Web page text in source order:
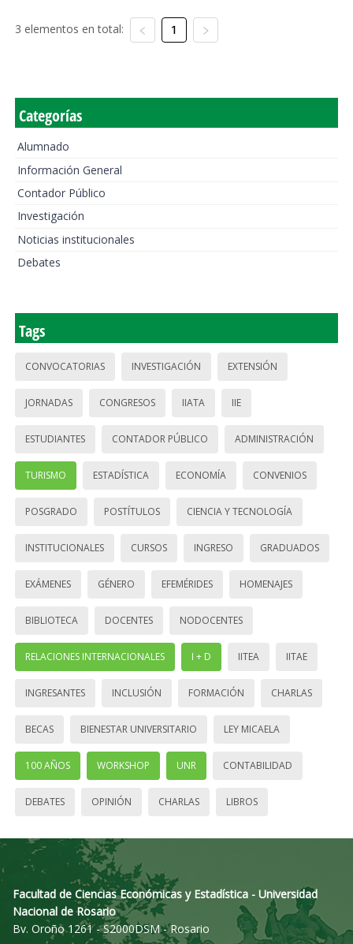
3 elementos en total: 1
Categorías
Alumnado
Información General
Contador Público
Investigación
Noticias institucionales
Debates
Tags
CONVOCATORIAS INVESTIGACIÓN EXTENSIÓN
JORNADAS CONGRESOS IIATA IIE
ESTUDIANTES CONTADOR PÚBLICO ADMINISTRACIÓN
TURISMO ESTADÍSTICA ECONOMÍA CONVENIOS
POSGRADO POSTÍTULOS CIENCIA Y TECNOLOGÍA
INSTITUCIONALES CURSOS INGRESO GRADUADOS
EXÁMENES GÉNERO EFEMÉRIDES HOMENAJES
BIBLIOTECA DOCENTES NODOCENTES
RELACIONES INTERNACIONALES I + D IITEA IITAE
INGRESANTES INCLUSIÓN FORMACIÓN CHARLAS
BECAS BIENESTAR UNIVERSITARIO LEY MICAELA
100 AÑOS WORKSHOP UNR CONTABILIDAD
DEBATES OPINIÓN CHARLAS LIBROS
Facultad de Ciencias Económicas y Estadística - Universidad
Nacional de Rosario
Bv. Oroño 1261 - S2000DSM - Rosario